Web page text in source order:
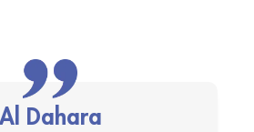
Al Dahara